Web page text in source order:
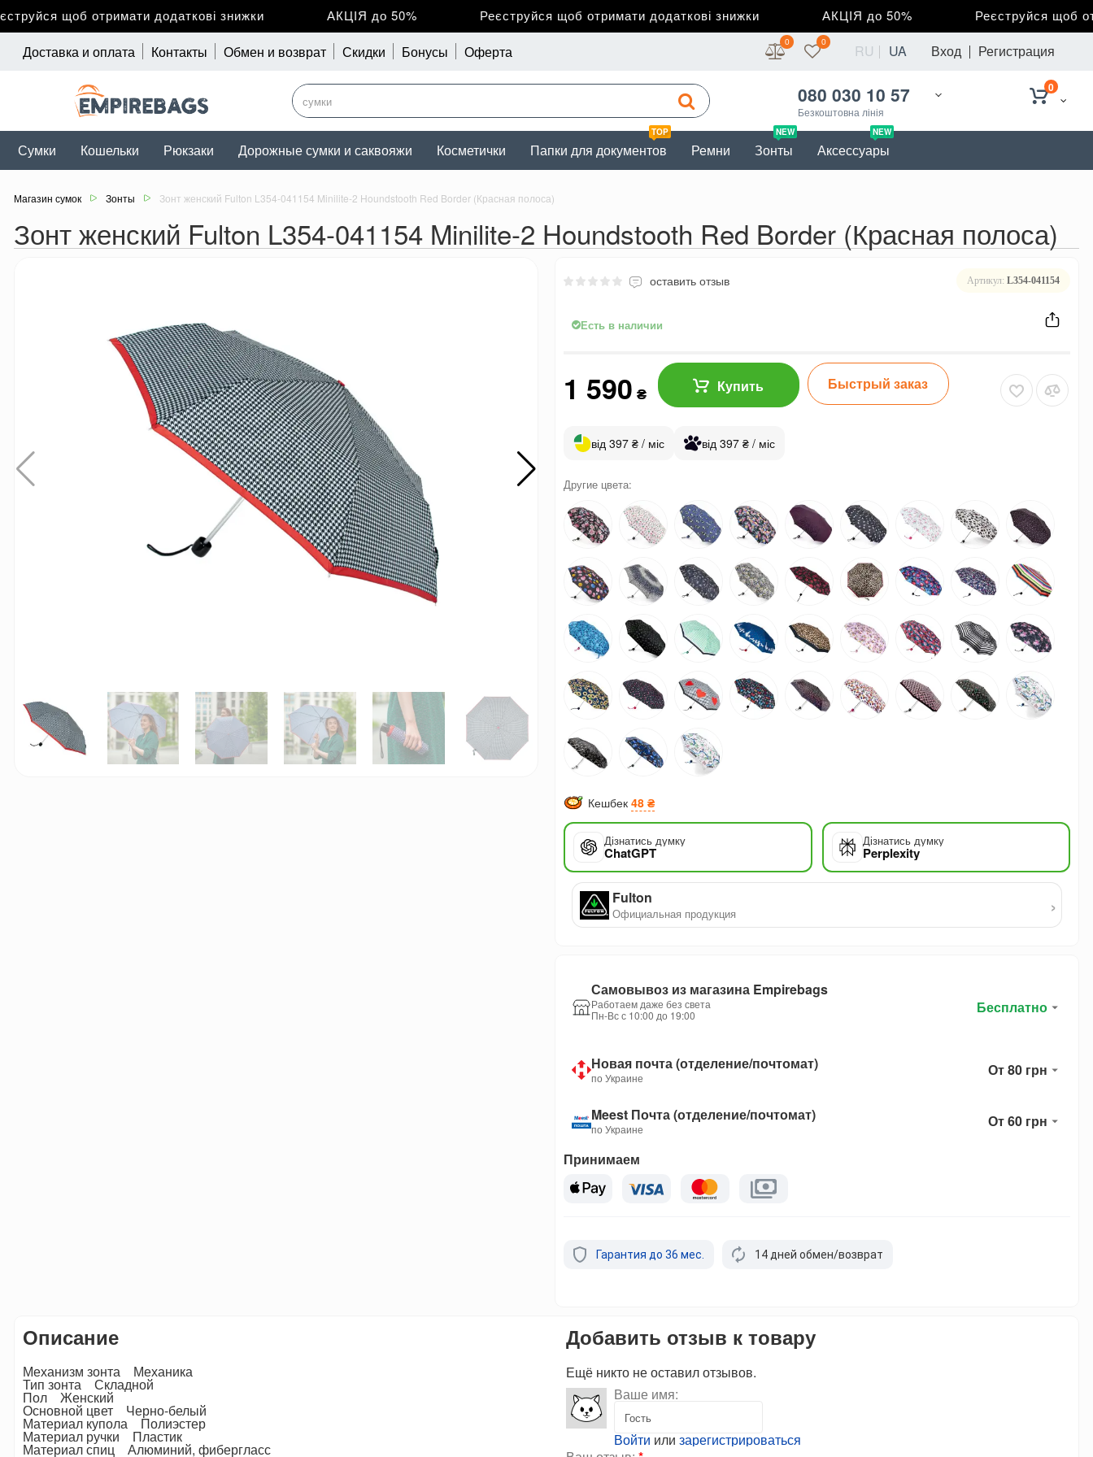
щоб отримати додаткові знижки АКЦІЯ до 50% Реєструйся щоб отримати додаткові знижки АКЦІЯ до 50% Реєструйся щоб
Доставка и оплата Контакты Обмен и возврат Скидки Бонусы Оферта Вход Регистрация
0 0 RU UA
080 030 10 57
Безкоштовна лінія
0
Сумки Кошельки Рюкзаки Дорожные сумки и саквояжи Косметички
TOP
Папки для документов Ремни
NEW
Зонты
NEW
Аксессуары
Магазин сумок Зонты Зонт женский Fulton L354-041154 Minilite-2 Houndstooth Red Border (Красная полоса)
Зонт женский Fulton L354-041154 Minilite-2 Houndstooth Red Border (Красная полоса)
оставить отзыв Артикул: L354-041154
Есть в наличии
1 590 ₴ Купить Быстрый заказ
від 397 ₴ / міс від 397 ₴ / міс
Другие цвета:
Кешбек 48 ₴
Дізнатись думку
ChatGPT
Дізнатись думку
Perplexity
Fulton
Официальная продукция ›
Самовывоз из магазина Empirebags
Работаем даже без света
Пн-Вс с 10:00 до 19:00
Бесплатно
Новая почта (отделение/почтомат)
по Украине От 80 грн
Meest Почта (отделение/почтомат)
по Украине От 60 грн
Принимаем
Гарантия до 36 мес. 14 дней обмен/возврат
Описание
Механизм зонта Механика
Тип зонта Складной
Пол Женский
Основной цвет Черно-белый
Материал купола Полиэстер
Материал ручки Пластик
Материал спиц Алюминий, фибергласс
Добавить отзыв к товару
Ещё никто не оставил отзывов.
Ваше имя:
Войти или зарегистрироваться